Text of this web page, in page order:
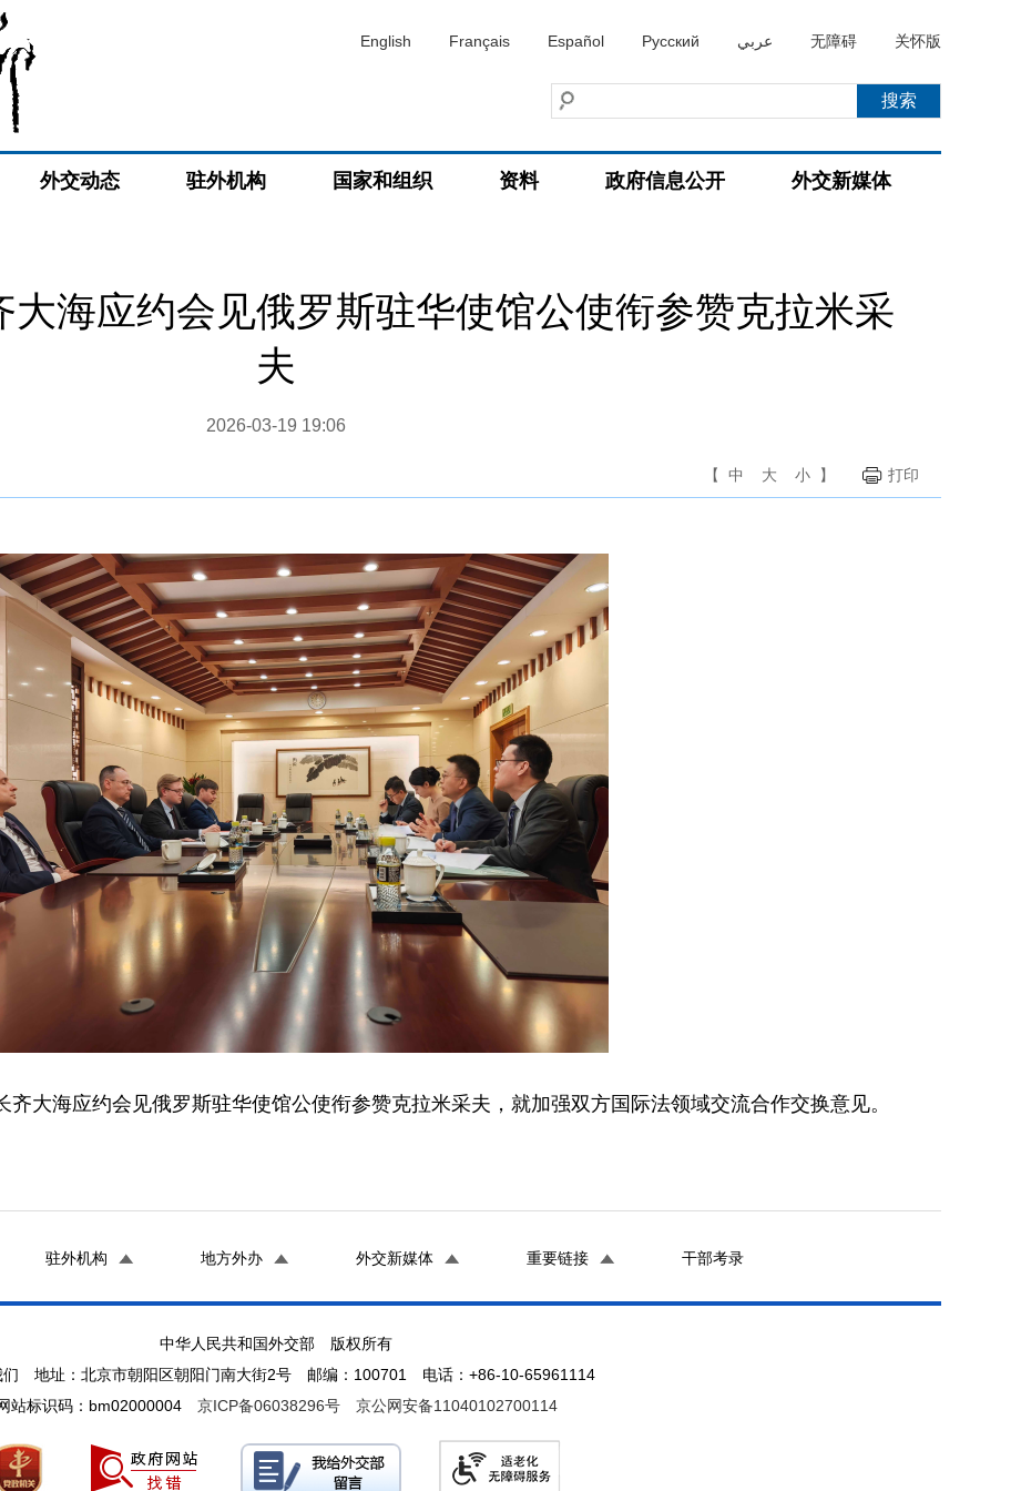
English Français Español Русский عربي 无障碍 关怀版
外交动态 驻外机构 国家和组织 资料 政府信息公开 外交新媒体
海应约会见俄罗斯驻华使馆公使衔参赞克拉米采
夫
2026-03-19 19:06
【 中 大 小 】 打印
大海应约会见俄罗斯驻华使馆公使衔参赞克拉米采夫，就加强双方国际法领域交流合作交换意见。
驻外机构 地方外办 外交新媒体 重要链接 干部考录
中华人民共和国外交部 版权所有
们 地址：北京市朝阳区朝阳门南大街2号 邮编：100701 电话：+86-10-65961114
站标识码：bm02000004 京ICP备06038296号 京公网安备11040102700114